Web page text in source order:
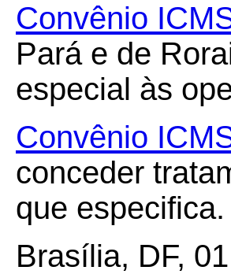
Convênio
Pará e de
especial às
Convênio
conceder
que especifica.
Brasília, DF,